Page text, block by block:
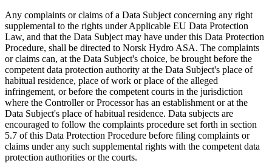
Any complaints or claims of a Data Subject concerning any right
supplemental to the rights under Applicable EU Data Protection
Law, and that the Data Subject may have under this Data Protection
Procedure, shall be directed to Norsk Hydro ASA. The complaints
or claims can, at the Data Subject's choice, be brought before the
competent data protection authority at the Data Subject's place of
habitual residence, place of work or place of the alleged
infringement, or before the competent courts in the jurisdiction
where the Controller or Processor has an establishment or at the
Data Subject's place of habitual residence. Data subjects are
encouraged to follow the complaints procedure set forth in section
5.7 of this Data Protection Procedure before filing complaints or
claims under any such supplemental rights with the competent data
protection authorities or the courts.